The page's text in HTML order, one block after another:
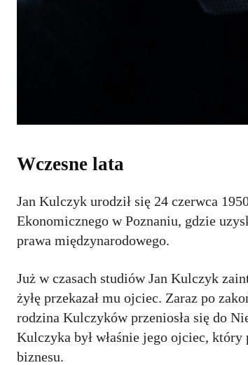
Wczesne lata
Jan Kulczyk urodził się 24 czerwca
Ekonomicznego w Poznaniu, gdzie
prawa międzynarodowego.
Już w czasach studiów Jan Kulczyk
żyłę przekazał mu ojciec. Zaraz po
rodzina Kulczyków przeniosła się do
Kulczyka był właśnie jego ojciec,
biznesu.